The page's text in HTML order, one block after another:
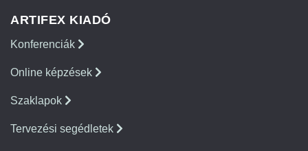
ARTIFEX KIADÓ
Konferenciák
Online képzések
Szaklapok
Tervezési segédletek